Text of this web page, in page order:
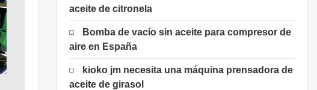
aceite de citronela
Bomba de vacío sin aceite para compresor de
aire en España
kioko jm necesita una máquina prensadora de
aceite de girasol